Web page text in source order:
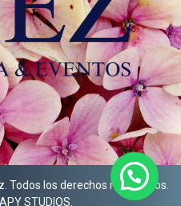
Todos los derechos reservados.
STUDIOS.